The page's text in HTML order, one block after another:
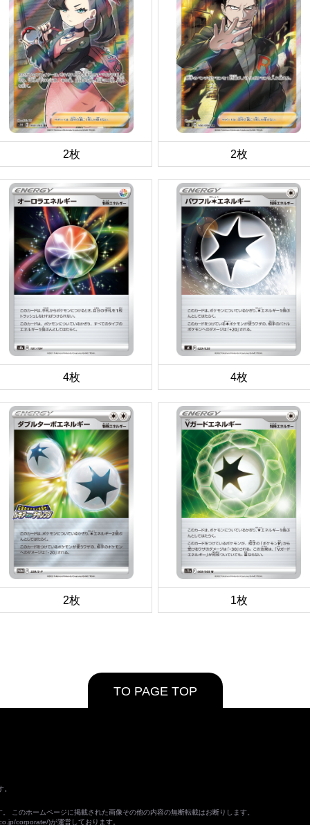
2枚 2枚
4枚 4枚
2枚 1枚
TO PAGE TOP
このホームページに掲載された画像その他の内容の無断転載はお断りします。
corporate/)が運営しております。